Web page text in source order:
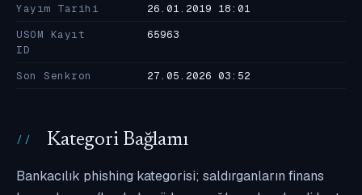
Yayım Tarihi
26.01.2019 18:01
USOM Kayıt
ID
65963
Son Senkron 27.05.2026 03:52
Kategori Bağlamı
Bankacılık phishing kategorisi; saldırganların finans